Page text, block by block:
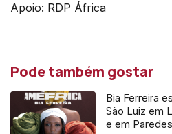
Apoio: RDP África
Pode também gostar
Bia Ferreira
São Luiz em
e em